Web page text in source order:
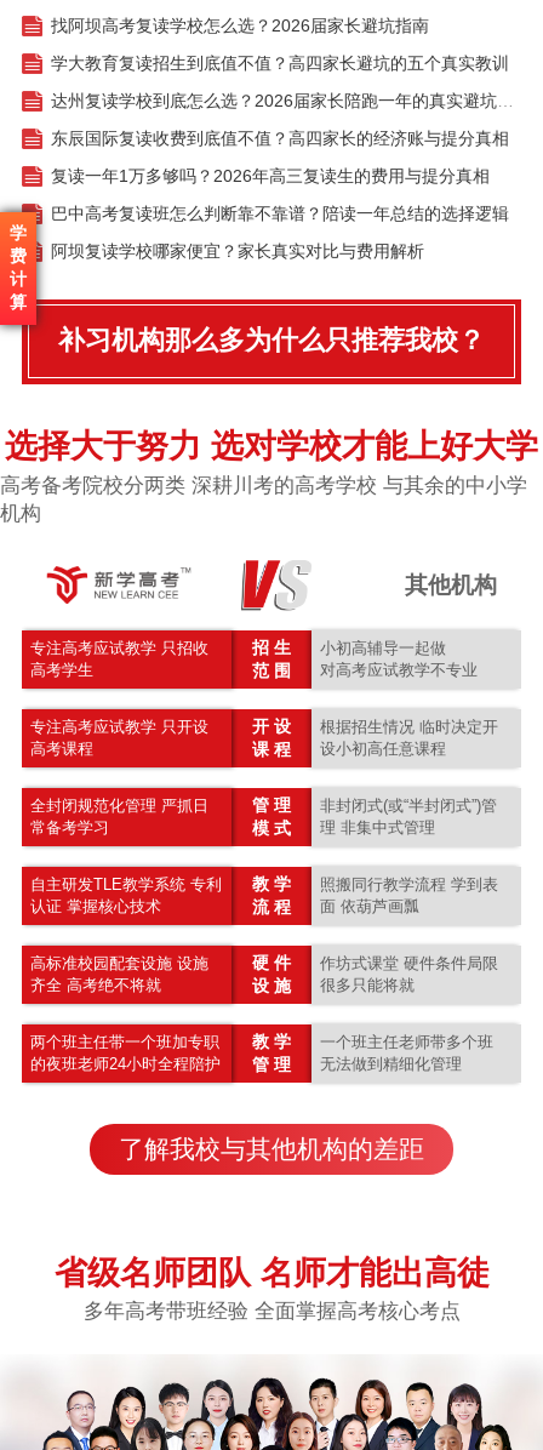
找阿坝高考复读学校怎么选？2026届家长避坑指南
学大教育复读招生到底值不值？高四家长避坑的五个真实教训
达州复读学校到底怎么选？2026届家长陪跑一年的真实避坑记录
东辰国际复读收费到底值不值？高四家长的经济账与提分真相
复读一年1万多够吗？2026年高三复读生的费用与提分真相
巴中高考复读班怎么判断靠不靠谱？陪读一年总结的选择逻辑
阿坝复读学校哪家便宜？家长真实对比与费用解析
补习机构那么多为什么只推荐我校？
选择大于努力 选对学校才能上好大学
高考备考院校分两类 深耕川考的高考学校 与其余的中小学
机构
其他机构
专注高考应试教学 只招收
高考学生
招 生
范 围
小初高辅导一起做
对高考应试教学不专业
专注高考应试教学 只开设
高考课程
开 设
课 程
根据招生情况 临时决定开
设小初高任意课程
全封闭规范化管理 严抓日
常备考学习
管 理
模 式
非封闭式(或“半封闭式”)管
理 非集中式管理
自主研发TLE教学系统 专利
认证 掌握核心技术
教 学
流 程
照搬同行教学流程 学到表
面 依葫芦画瓢
高标准校园配套设施 设施
齐全 高考绝不将就
硬 件
设 施
作坊式课堂 硬件条件局限
很多只能将就
两个班主任带一个班加专职
的夜班老师24小时全程陪护
教 学
管 理
一个班主任老师带多个班
无法做到精细化管理
了解我校与其他机构的差距
省级名师团队 名师才能出高徒
多年高考带班经验 全面掌握高考核心考点
学
费
计
算